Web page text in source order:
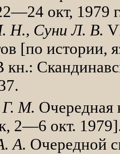
окт,
Н., Суни Л. В.
[по истории,
Г. М. Очередная
2—6 окт.
А. Очередной